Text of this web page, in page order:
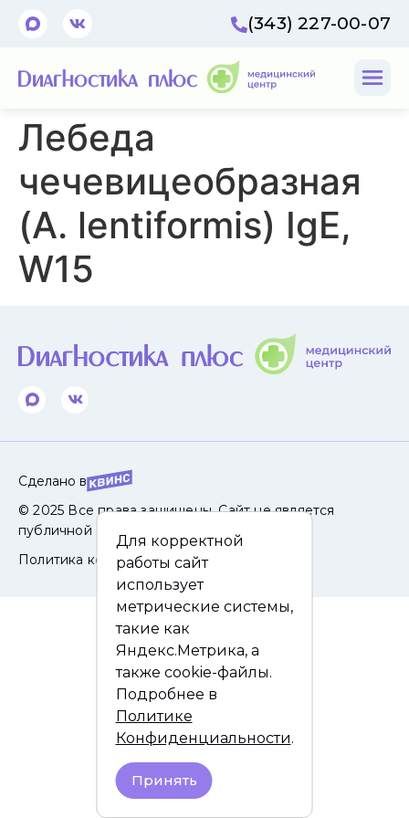
(343) 227-00-07
Лебеда
чечевицеобразная
(A. lentiformis) IgE,
W15
Сделано в
© 2025 Все права защищены. Сайт не является
публичной офертой.
Политика конфиденциальности
Для корректной
работы сайт
использует
метрические системы,
такие как
Яндекс.Метрика, а
также cookie-файлы.
Подробнее в
Политике
Конфиденциальности.
Принять